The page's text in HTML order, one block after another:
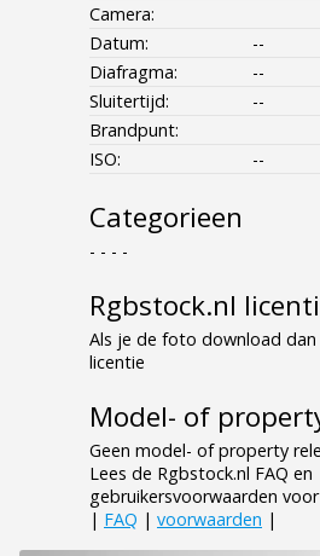
Camera:
Datum:
--
Diafragma:
--
Sluitertijd:
--
Brandpunt:
ISO:
--
Categorieen
- - - -
Rgbstock.nl
Als je de foto download
licentie
Model- of
Geen model- of property
Lees de Rgbstock.nl FAQ en
gebruikersvoorwaarden
| FAQ | voorwaarden |